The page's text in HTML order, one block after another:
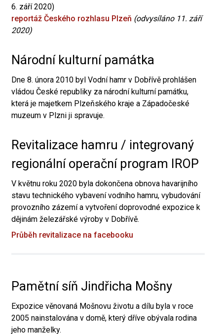
6. září 2020)
reportáž Českého rozhlasu Plzeň (odvysíláno 11. září
2020)
Národní kulturní památka
Dne 8. února 2010 byl Vodní hamr v Dobřívě prohlášen
vládou České republiky za národní kulturní památku,
která je majetkem Plzeňského kraje a Západočeské
muzeum v Plzni ji spravuje.
Revitalizace hamru / integrovaný
regionální operační program IROP
V květnu roku 2020 byla dokončena obnova havarijního
stavu technického vybavení vodního hamru, vybudování
provozního zázemí a vytvoření doprovodné expozice k
dějinám železářské výroby v Dobřívě.
Průběh revitalizace na facebooku
Pamětní síň Jindřicha Mošny
Expozice věnovaná Mošnovu životu a dílu byla v roce
2005 nainstalována v domě, který dříve obývala rodina
jeho manželky.